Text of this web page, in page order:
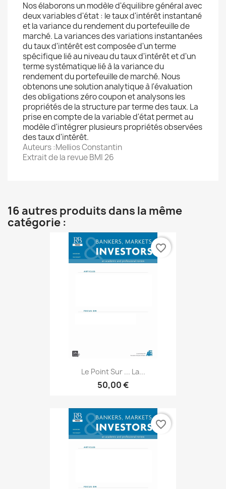
Nos élaborons un modèle d'équilibre général avec
deux variables d'état : le taux d'intérêt instantané
et la variance du rendement du portefeuille de
marché. La variances des variations instantanées
du taux d'intérêt est composée d'un terme
spécifique lié au niveau du taux d'intérêt et d'un
terme systématique lié à la variance du
rendement du portefeuille de marché. Nous
obtenons une solution analytique à l'évaluation
des obligations zéro coupon et analysons les
propriétés de la structure par terme des taux. La
prise en compte de la variable d'état permet au
modèle d'intégrer plusieurs propriétés observées
des taux d'intérêt.
Auteurs :Mellios Constantin
Extrait de la revue BMI 26
16 autres produits dans la même
catégorie :
Le Point Sur ... La...
50,00 €
favorite_border
favorite_border